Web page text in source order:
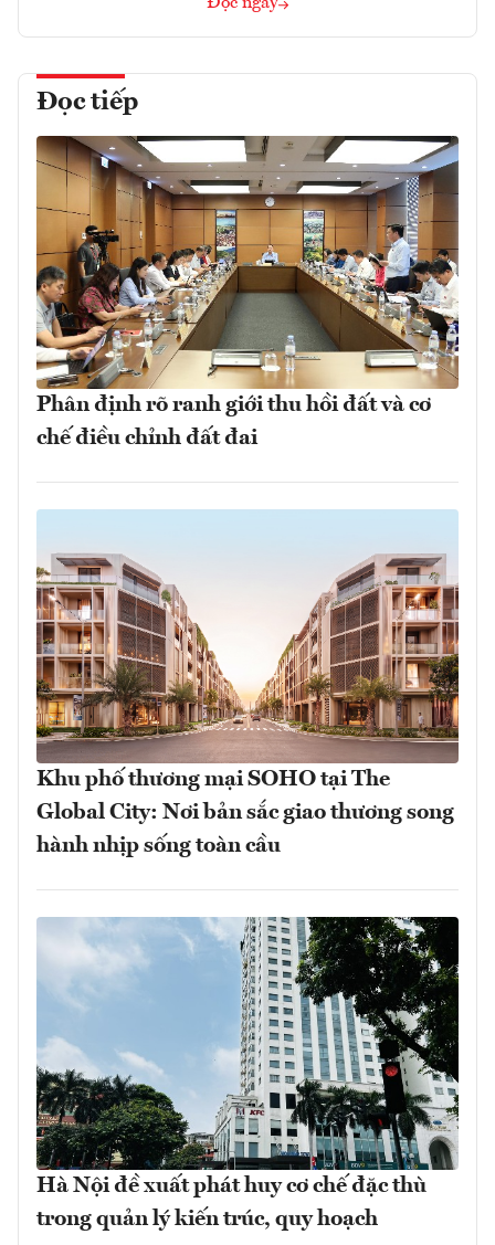
Đọc ngay
Đọc tiếp
Phân định rõ ranh giới thu hồi đất và cơ
chế điều chỉnh đất đai
Khu phố thương mại SOHO tại The
Global City: Nơi bản sắc giao thương song
hành nhịp sống toàn cầu
Hà Nội đề xuất phát huy cơ chế đặc thù
trong quản lý kiến trúc, quy hoạch